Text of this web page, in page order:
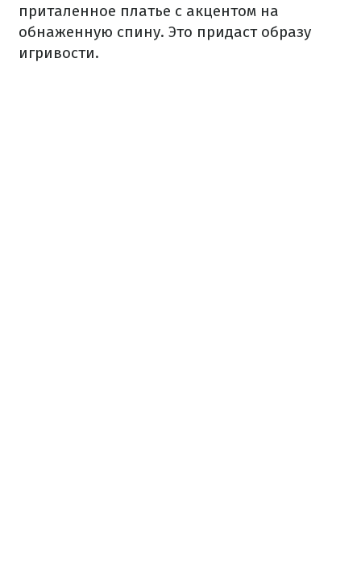
приталенное платье с акцентом на
обнаженную спину. Это придаст образу
игривости.